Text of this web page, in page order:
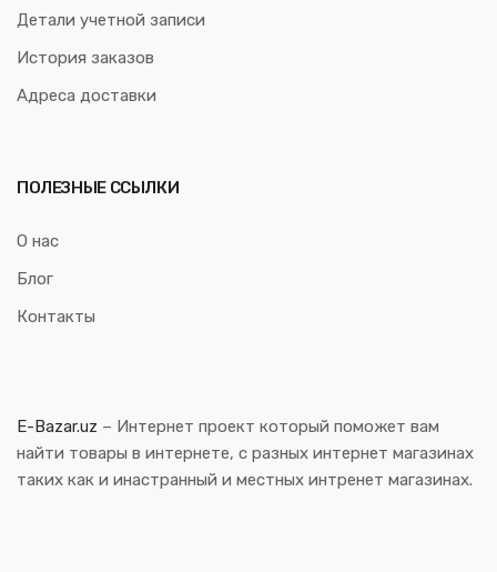
Детали учетной записи
История заказов
Адреса доставки
ПОЛЕЗНЫЕ ССЫЛКИ
О нас
Блог
Контакты
E-Bazar.uz – Интернет проект который поможет вам
найти товары в интернете, с разных интернет магазинах
таких как и инастранный и местных интренет магазинах.